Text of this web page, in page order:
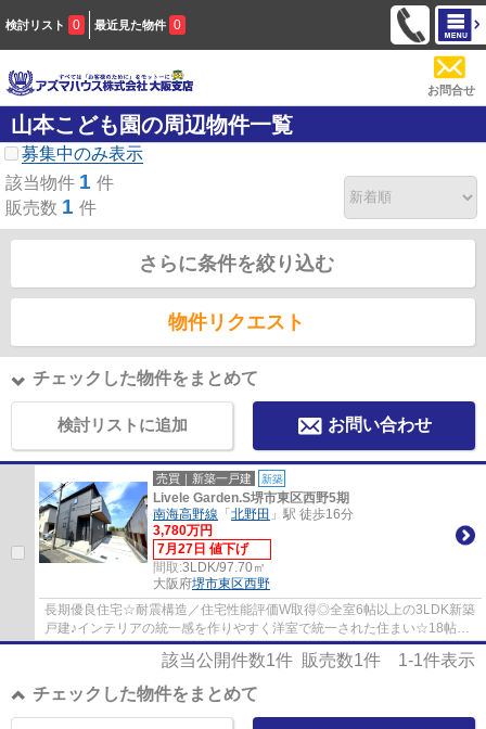
検討リスト 0 最近見た物件 0
お問合せ
山本こども園の周辺物件一覧
募集中のみ表示
該当物件 1 件
販売数 1 件
さらに条件を絞り込む
物件リクエスト
チェックした物件をまとめて
検討リストに追加 お問い合わせ
売買｜新築一戸建 新築
Livele Garden.S堺市東区西野5期
南海高野線 「 北野田 」駅 徒歩16分
3,780万円
7月27日 値下げ
間取:3LDK/97.70㎡
大阪府堺市東区西野
長期優良住宅☆耐震構造／住宅性能評価W取得◎全室6帖以上の3LDK新築
戸建♪インテリアの統一感を作りやすく洋室で統一された住まい☆18帖の
LDKは三方に窓を設け、陽当たり・通風良好◎カウ...
該当公開件数1件 販売数1件 1-1件表示
チェックした物件をまとめて